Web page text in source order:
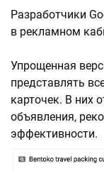
Разработчики
в рекламном
Упрощенная
представлять
карточек. В них
объявления,
эффективности.